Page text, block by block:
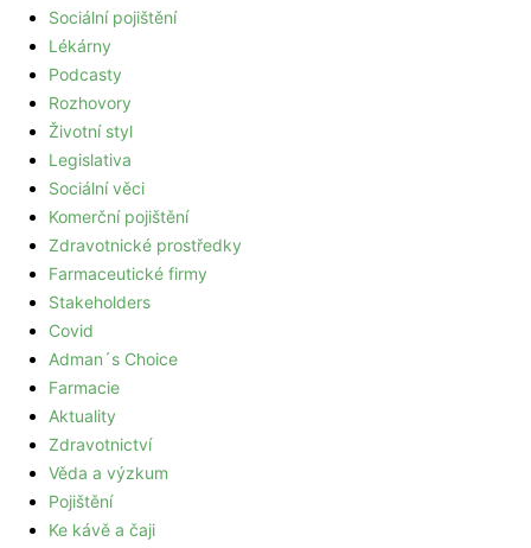
Sociální pojištění
Lékárny
Podcasty
Rozhovory
Životní styl
Legislativa
Sociální věci
Komerční pojištění
Zdravotnické prostředky
Farmaceutické firmy
Stakeholders
Covid
Adman´s Choice
Farmacie
Aktuality
Zdravotnictví
Věda a výzkum
Pojištění
Ke kávě a čaji